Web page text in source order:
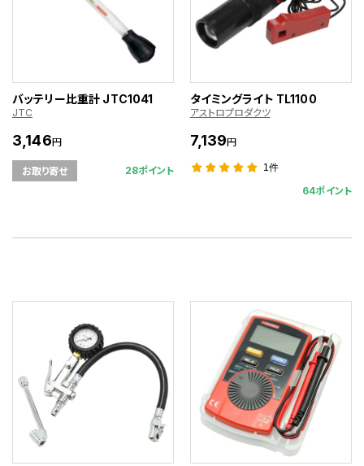
バッテリー比重計 JTC1041
JTC
3,146円
お取り寄せ 28ポイント
タイミングライト TL1100
アストロプロダクツ
7,139円
1件
64ポイント